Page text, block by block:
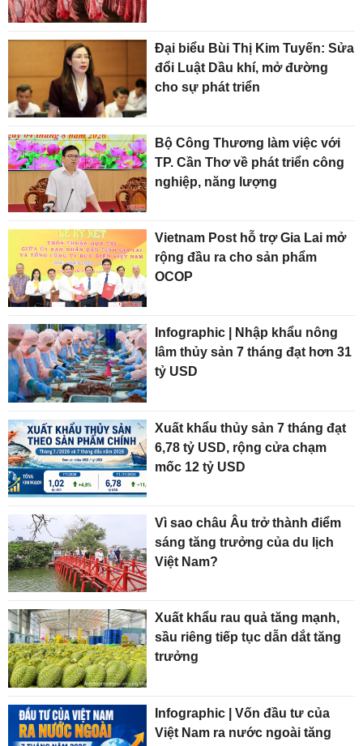
Đại biểu Bùi Thị Kim Tuyến: Sửa
đổi Luật Dầu khí, mở đường
cho sự phát triển
Bộ Công Thương làm việc với
TP. Cần Thơ về phát triển công
nghiệp, năng lượng
Vietnam Post hỗ trợ Gia Lai mở
rộng đầu ra cho sản phẩm
OCOP
Infographic | Nhập khẩu nông
lâm thủy sản 7 tháng đạt hơn 31
tỷ USD
Xuất khẩu thủy sản 7 tháng đạt
6,78 tỷ USD, rộng cửa chạm
mốc 12 tỷ USD
Vì sao châu Âu trở thành điểm
sáng tăng trưởng của du lịch
Việt Nam?
Xuất khẩu rau quả tăng mạnh,
sầu riêng tiếp tục dẫn dắt tăng
trưởng
Infographic | Vốn đầu tư của
Việt Nam ra nước ngoài tăng